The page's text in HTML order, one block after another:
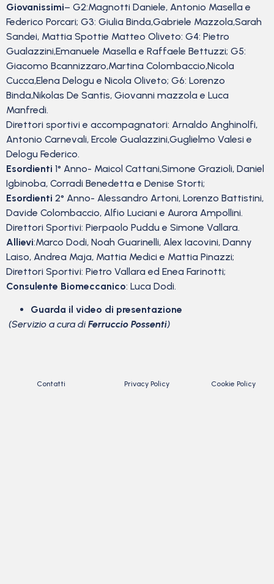
Giovanissimi– G2:Magnotti Daniele, Antonio Masella e
Federico Porcari; G3: Giulia Binda,Gabriele Mazzola,Sarah
Sandei, Mattia Spottie Matteo Oliveto: G4: Pietro
Gualazzini,Emanuele Masella e Raffaele Bettuzzi; G5:
Giacomo Bcannizzaro,Martina Colombaccio,Nicola
Cucca,Elena Delogu e Nicola Oliveto; G6: Lorenzo
Binda,Nikolas De Santis, Giovanni mazzola e Luca
Manfredi.
Direttori sportivi e accompagnatori: Arnaldo Anghinolfi,
Antonio Carnevali, Ercole Gualazzini,Guglielmo Valesi e
Delogu Federico.
Esordienti 1° Anno- Maicol Cattani,Simone Grazioli, Daniel
Igbinoba, Corradi Benedetta e Denise Storti;
Esordienti 2° Anno- Alessandro Artoni, Lorenzo Battistini,
Davide Colombaccio, Alfio Luciani e Aurora Ampollini.
Direttori Sportivi: Pierpaolo Puddu e Simone Vallara.
Allievi:Marco Dodi, Noah Guarinelli, Alex Iacovini, Danny
Laiso, Andrea Maja, Mattia Medici e Mattia Pinazzi;
Direttori Sportivi: Pietro Vallara ed Enea Farinotti;
Consulente Biomeccanico: Luca Dodi.
Guarda il video di presentazione
(Servizio a cura di Ferruccio Possenti)
Contatti Privacy Policy Cookie Policy